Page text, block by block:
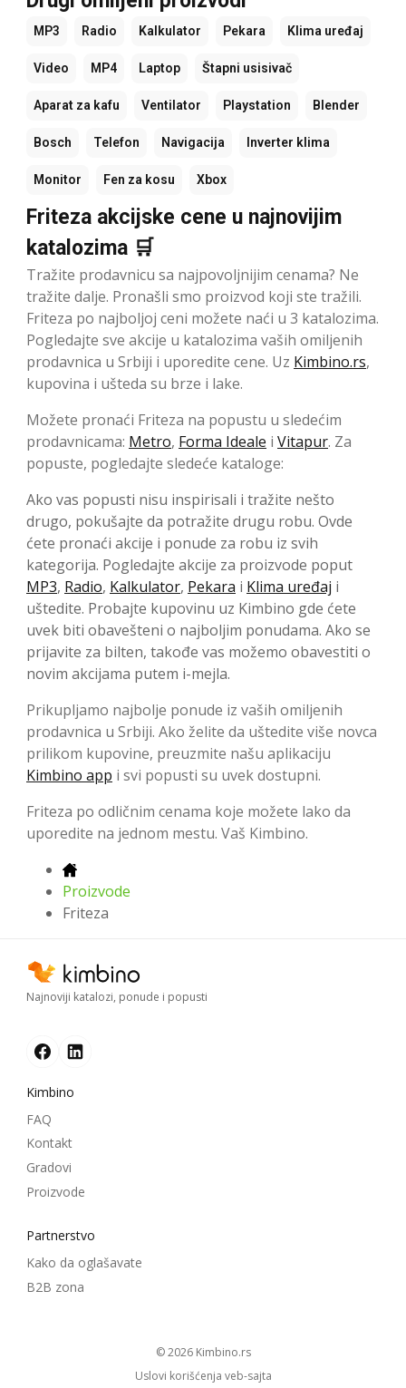
MP3 Radio Kalkulator Pekara Klima uređaj
Video MP4 Laptop Štapni usisivač
Aparat za kafu Ventilator Playstation Blender
Bosch Telefon Navigacija Inverter klima
Monitor Fen za kosu Xbox
Friteza akcijske cene u najnovijim
katalozima 🛒
Tražite prodavnicu sa najpovoljnijim cenama? Ne
tražite dalje. Pronašli smo proizvod koji ste tražili.
Friteza po najboljoj ceni možete naći u 3 katalozima.
Pogledajte sve akcije u katalozima vaših omiljenih
prodavnica u Srbiji i uporedite cene. Uz Kimbino.rs,
kupovina i ušteda su brze i lake.
Možete pronaći Friteza na popustu u sledećim
prodavnicama: Metro, Forma Ideale i Vitapur. Za
popuste, pogledajte sledeće kataloge:
Ako vas popusti nisu inspirisali i tražite nešto
drugo, pokušajte da potražite drugu robu. Ovde
ćete pronaći akcije i ponude za robu iz svih
kategorija. Pogledajte akcije za proizvode poput
MP3, Radio, Kalkulator, Pekara i Klima uređaj i
uštedite. Probajte kupovinu uz Kimbino gde ćete
uvek biti obavešteni o najboljim ponudama. Ako se
prijavite za bilten, takođe vas možemo obavestiti o
novim akcijama putem i-mejla.
Prikupljamo najbolje ponude iz vaših omiljenih
prodavnica u Srbiji. Ako želite da uštedite više novca
prilikom kupovine, preuzmite našu aplikaciju
Kimbino app i svi popusti su uvek dostupni.
Friteza po odličnim cenama koje možete lako da
uporedite na jednom mestu. Vaš Kimbino.
Proizvode
Friteza
Najnoviji katalozi, ponude i popusti
Kimbino
FAQ
Kontakt
Gradovi
Proizvode
Partnerstvo
Kako da oglašavate
B2B zona
© 2026 kimbino.rs
Uslovi korišćenja veb-sajta